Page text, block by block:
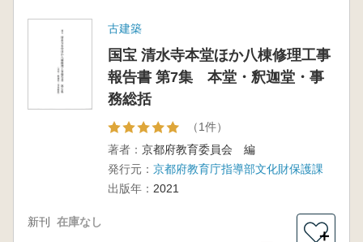
古建築
国宝 清水寺本堂ほか八棟修理工事
報告書 第7集 本堂・釈迦堂・事
務総括
（1件）
著者： 京都府教育委員会 編
発行元： 京都府教育庁指導部文化財保護課
出版年： 2021
新刊 在庫なし
＋